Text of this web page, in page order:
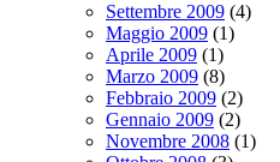
Settembre 2009 (4)
Maggio 2009 (1)
Aprile 2009 (1)
Marzo 2009 (8)
Febbraio 2009 (2)
Gennaio 2009 (2)
Novembre 2008 (1)